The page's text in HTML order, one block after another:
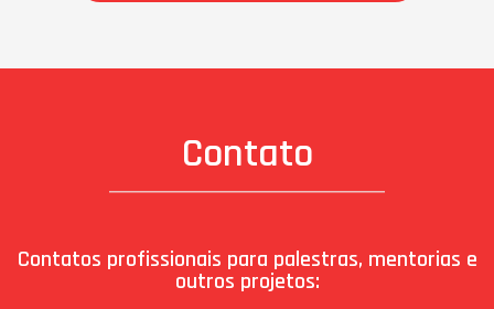
Contato
Contatos profissionais para palestras, mentorias e
outros projetos: